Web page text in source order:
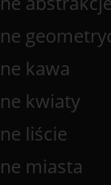
kawa
kwiaty
liście
miasta